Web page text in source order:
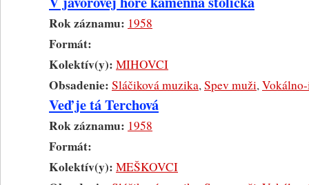
Rok záznamu: 1958
Formát:
Kolektív(y): MIHOVCI
Obsadenie: Sláčiková muzika,Spev muži,
Veď je tá Terchová
Rok záznamu: 1958
Formát:
Kolektív(y): MEŠKOVCI